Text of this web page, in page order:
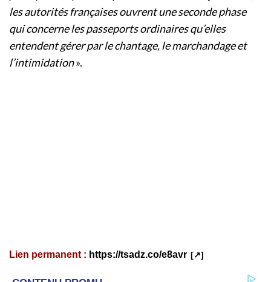
les autorités françaises ouvrent une seconde phase
qui concerne les passeports ordinaires qu’elles
entendent gérer par le chantage, le marchandage et
l’intimidation».
Lien permanent : https://tsadz.co/e8avr